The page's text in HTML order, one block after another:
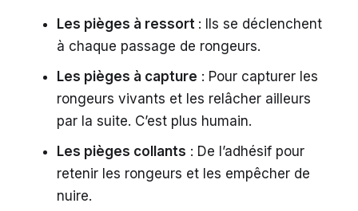
Les pièges à ressort : Ils se déclenchent
à chaque passage de rongeurs.
Les pièges à capture : Pour capturer les
rongeurs vivants et les relâcher ailleurs
par la suite. C’est plus humain.
Les pièges collants : De l’adhésif pour
retenir les rongeurs et les empêcher de
nuire.